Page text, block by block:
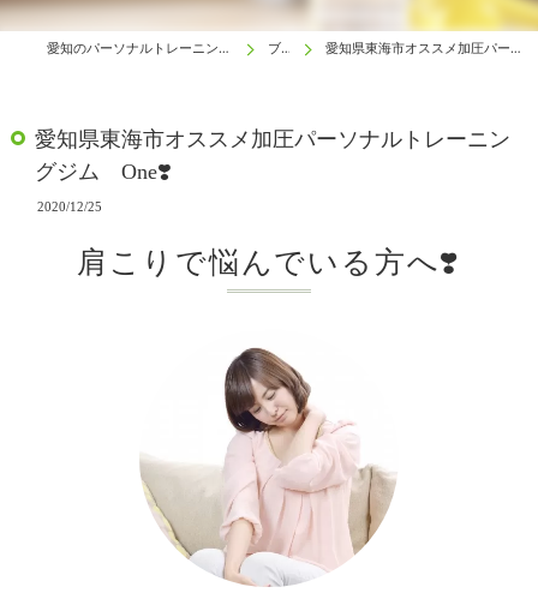
愛知のパーソナルトレーニングは生涯動ける体研究所 One ブログ 愛知県東海市オススメ加圧パーソナルトレーニングジム One❣️
愛知県東海市オススメ加圧パーソナルトレーニン
グジム One❣️
2020/12/25
肩こりで悩んでいる方へ❣️